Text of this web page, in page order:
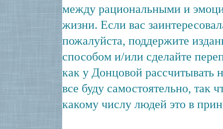
между рациональными и
жизни. Если вас
пожалуйста, поддержите
способом и/или сделайте
как у Донцовой рассчитывать
все буду самостоятельно, так
какому числу людей это в